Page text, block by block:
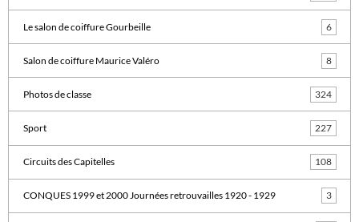
Le salon de coiffure Gourbeille 6
Salon de coiffure Maurice Valéro 8
Photos de classe 324
Sport 227
Circuits des Capitelles 108
CONQUES 1999 et 2000 Journées retrouvailles 1920 - 1929 3